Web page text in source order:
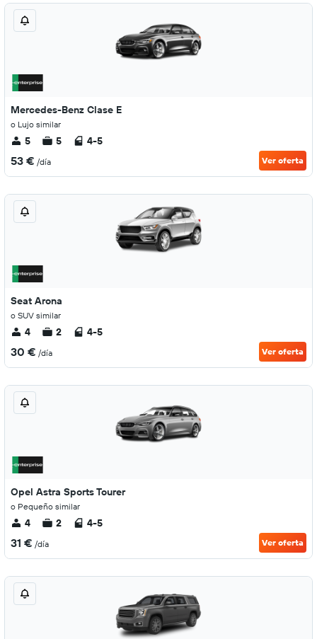
Mercedes-Benz Clase E
o Lujo similar
5 5 4-5
53 € /día Ver oferta
Seat Arona
o SUV similar
4 2 4-5
30 € /día Ver oferta
Opel Astra Sports Tourer
o Pequeño similar
4 2 4-5
31 € /día Ver oferta